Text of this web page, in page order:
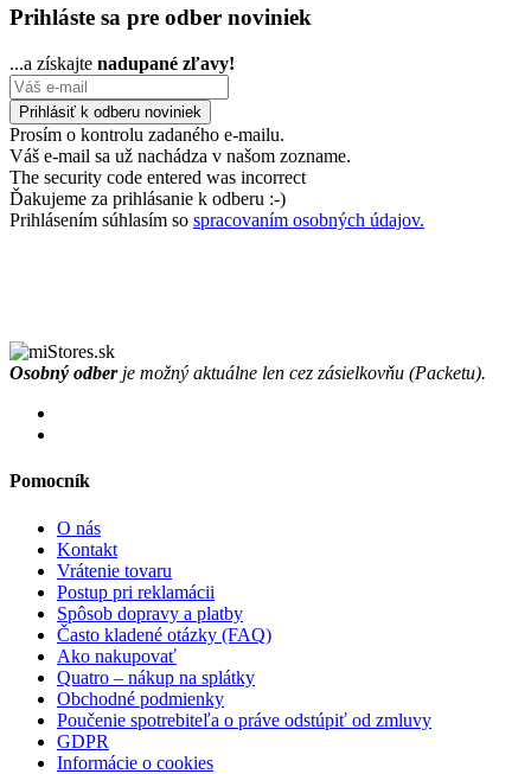
Prihláste sa pre odber noviniek
...a získajte nadupané zľavy!
Prosím o kontrolu zadaného e-mailu.
Váš e-mail sa už nachádza v našom zozname.
The security code entered was incorrect
Ďakujeme za prihlásanie k odberu :-)
Prihlásením súhlasím so spracovaním osobných údajov.
Osobný odberje možný aktuálne len cez zásielkovňu (Packetu).
Pomocník
O nás
Kontakt
Vrátenie tovaru
Postup pri reklamácii
Spôsob dopravy a platby
Často kladené otázky (FAQ)
Ako nakupovať
Quatro – nákup na splátky
Obchodné podmienky
Poučenie spotrebiteľa o práve odstúpiť od zmluvy
GDPR
Informácie o cookies